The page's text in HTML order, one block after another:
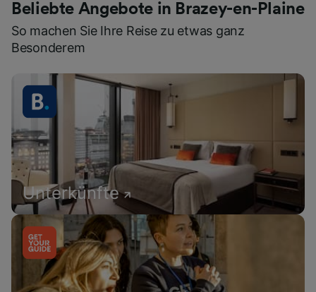
Beliebte Angebote in Brazey-en-Plaine
So machen Sie Ihre Reise zu etwas ganz
Besonderem
Unterkünfte